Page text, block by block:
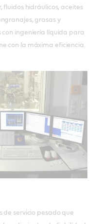
fluidos hidráulicos, aceites
grasas y
con ingeniería líquida para
con la máxima eficiencia.
de servicio pesado que